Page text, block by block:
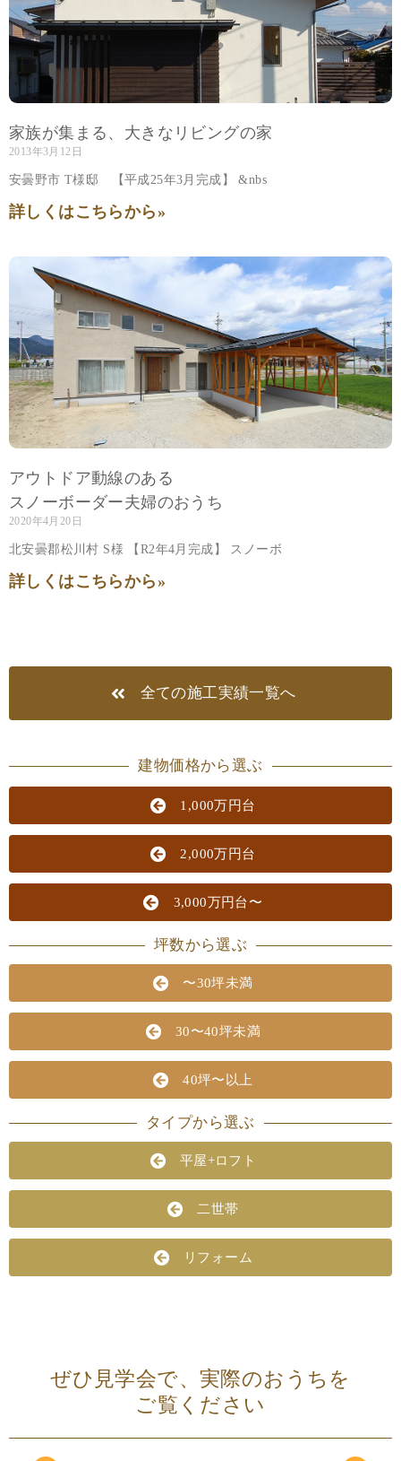
家族が集まる、大きなリビングの家
2013年3月12日
安曇野市 T様邸 【平成25年3月完成】 &nbs
詳しくはこちらから»
アウトドア動線のある
スノーボーダー夫婦のおうち
2020年4月20日
北安曇郡松川村 S様 【R2年4月完成】 スノーボ
詳しくはこちらから»
全ての施工実績一覧へ
建物価格から選ぶ
1,000万円台
2,000万円台
3,000万円台〜
坪数から選ぶ
〜30坪未満
30〜40坪未満
40坪〜以上
タイプから選ぶ
平屋+ロフト
二世帯
リフォーム
ぜひ見学会で、実際のおうちを
ご覧ください